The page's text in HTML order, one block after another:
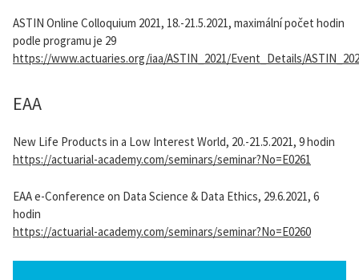
ASTIN Online Colloquium 2021, 18.-21.5.2021, maximální počet hodin
podle programu je 29
https://www.actuaries.org/iaa/ASTIN_2021/Event_Details/
EAA
New Life Products in a Low Interest World, 20.-21.5.2021, 9 hodin
https://actuarial-academy.com/seminars/seminar?No=E0261
EAA e-Conference on Data Science & Data Ethics, 29.6.2021, 6
hodin
https://actuarial-academy.com/seminars/seminar?No=E0260